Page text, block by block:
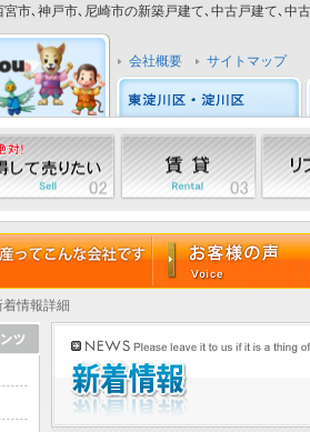
市､神戸市､尼崎市の新築戸建て､中古戸建て､中
会社概要 サイトマップ
着情報詳細